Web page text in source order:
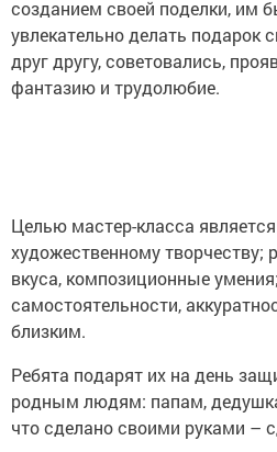
созданием своей поделки, им
увлекательно делать подарок
друг другу, советовались,
фантазию и трудолюбие.
Целью мастер-класса
художественному творчеству;
вкуса, композиционные
самостоятельности,
близким.
Ребята подарят их на день
родным людям: папам,
что сделано своими руками –